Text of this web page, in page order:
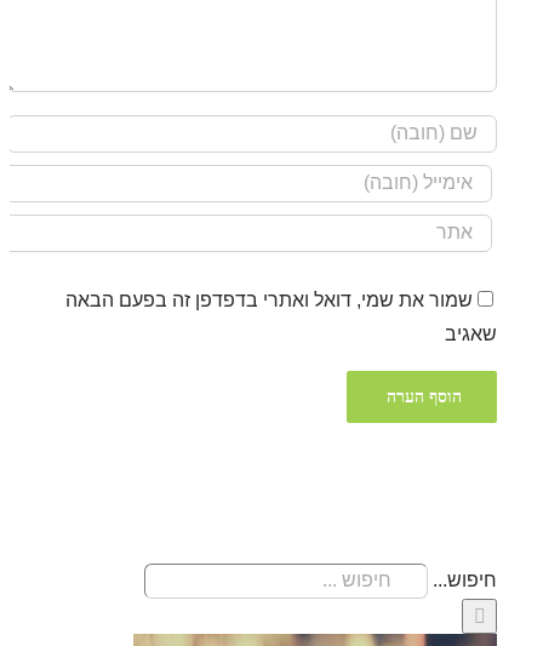
שמור את שמי, דואל ואתרי בדפדפן זה בפעם הבאה
שאגיב
חיפוש...